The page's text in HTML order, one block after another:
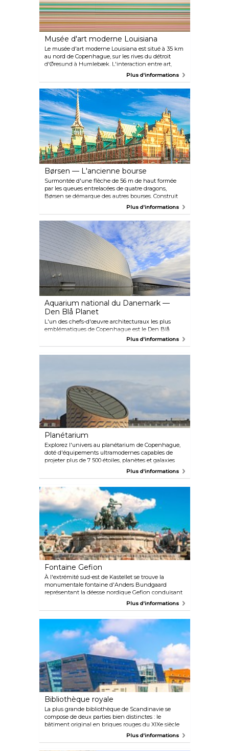
Musée d'art moderne Louisiana
Le musée d'art moderne Louisiana est situé à 35 km
au nord de Copenhague, sur les rives du détroit
d'Øresund à Humlebæk. L'interaction entre art,
nature et architecture est ici unique et acclamée
dans le monde entier, et le musée est souvent salué
comme « probablement le plus beau musée du
monde ». La collection comprend des pans
importants de l'art du XXe siècle, et le musée
constitue un cadre idéal pour les grandes
expositions, les concerts, la littérature et plus encore.
Plus d'informations
Børsen — L'ancienne bourse
Surmontée d'une flèche de 56 m de haut formée
par les queues entrelacées de quatre dragons,
Børsen se démarque des autres bourses. Construit
sous le règne animé de Christian IV au début du
des plus beaux exemples de l'architecture de la
Renaissance hollandaise au Danemark, avec ses
pignons richement ornés. Sa chambre de
commerce toujours en activité est la plus ancienne
d'Europe, bien que le bâtiment ne soit
généralement pas ouvert au public.
Plus d'informations
Aquarium national du Danemark —
Den Blå Planet
L'un des chefs-d'œuvre architecturaux les plus
emblématiques de Copenhague est le Den Blå
Planet (la planète bleue), le plus grand aquarium
d'Europe du Nord, qui abrite des milliers d'animaux
Plus d'informations
Planétarium
Explorez l'univers au planétarium de Copenhague,
doté d'équipements ultramodernes capables de
projeter plus de 7 500 étoiles, planètes et galaxies
dans son théâtre spatial en forme de dôme. Le
Bien que les films soient narrés en danois, des
écouteurs en anglais sont disponibles à la billetterie.
Plus d'informations
Fontaine Gefion
À l'extrémité sud-est de Kastellet se trouve la
monumentale fontaine d'Anders Bundgaard
représentant la déesse nordique Gefion conduisant
d'imperturbables bœufs. La fontaine a été offerte à
Plus d'informations
Bibliothèque royale
La plus grande bibliothèque de Scandinavie se
compose de deux parties bien distinctes : le
bâtiment original en briques rouges du XIXe siècle
et l'impressionnante extension « Black Diamond »,
Plus d'informations